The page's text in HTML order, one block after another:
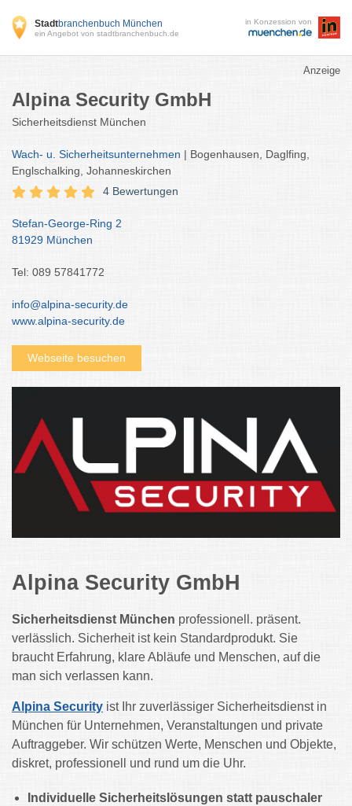
Stadtbranchenbuch München
ein Angebot von stadtbranchenbuch.de
in Konzession von
Anzeige
Alpina Security GmbH
Sicherheitsdienst München
Wach- u. Sicherheitsunternehmen | Bogenhausen, Daglfing,
Englschalking, Johanneskirchen
4 Bewertungen
Stefan-George-Ring 2
81929 München
Tel: 089 57841772
info@alpina-security.de
www.alpina-security.de
Webseite besuchen
Alpina Security GmbH
Sicherheitsdienst München professionell. präsent.
verlässlich. Sicherheit ist kein Standardprodukt. Sie
braucht Erfahrung, klare Abläufe und Menschen, auf die
man sich verlassen kann.
Alpina Security ist Ihr zuverlässiger Sicherheitsdienst in
München für Unternehmen, Veranstaltungen und private
Auftraggeber. Wir schützen Werte, Menschen und Objekte,
diskret, professionell und rund um die Uhr.
Individuelle Sicherheitslösungen statt pauschaler